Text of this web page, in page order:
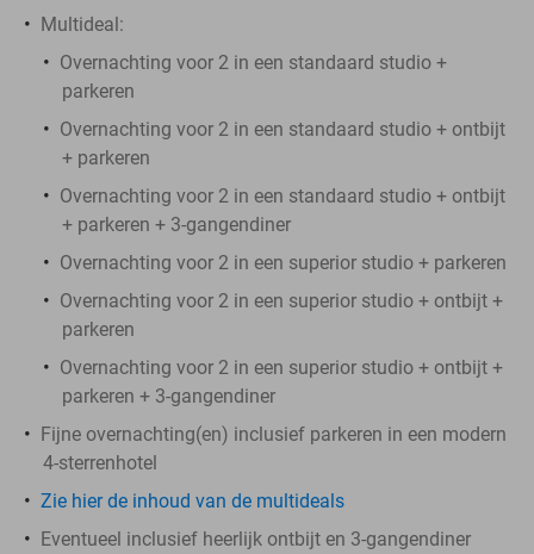
Multideal:
Overnachting voor 2 in een standaard studio +
parkeren
Overnachting voor 2 in een standaard studio + ontbijt
+ parkeren
Overnachting voor 2 in een standaard studio + ontbijt
+ parkeren + 3-gangendiner
Overnachting voor 2 in een superior studio + parkeren
Overnachting voor 2 in een superior studio + ontbijt +
parkeren
Overnachting voor 2 in een superior studio + ontbijt +
parkeren + 3-gangendiner
Fijne overnachting(en) inclusief parkeren in een modern
4-sterrenhotel
Zie hier de inhoud van de multideals
Eventueel inclusief heerlijk ontbijt en 3-gangendiner